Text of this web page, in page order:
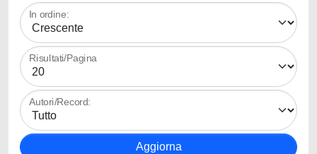
In ordine:
Risultati/Pagina
Autori/Record: